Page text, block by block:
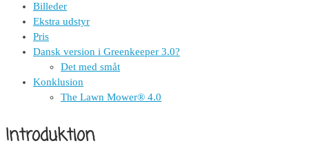
Billeder
Ekstra udstyr
Pris
Dansk version i Greenkeeper 3.0?
Det med småt
Konklusion
The Lawn Mower® 4.0
Introduktion